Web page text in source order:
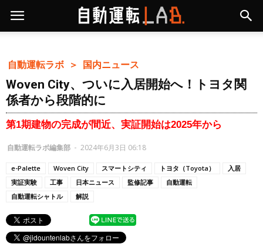
自動運転ラボ ＞ 国内ニュース
Woven City、ついに入居開始へ！トヨタ関
係者から段階的に
第1期建物の完成が間近、実証開始は2025年から
自動運転ラボ編集部 - 2024年6月3日 06:18
e-Palette Woven City スマートシティ トヨタ（Toyota）
入居
実証実験
工事 日本ニュース 監修記事
自動運転
自動運転シャトル
解説